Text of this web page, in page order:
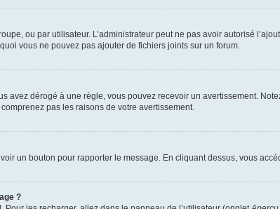
ou par utilisateur. L’administrateur peut ne pas avoir autorisé
vous ne pouvez pas ajouter de fichiers joints sur un forum.
dérogé à une règle, vous pouvez recevoir un avertissement.
pas les raisons de votre avertissement.
un bouton pour rapporter le message. En cliquant dessus, vous
?